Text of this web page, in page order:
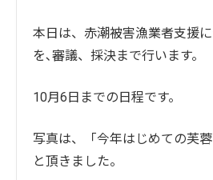
本日は、赤潮被害漁業者支援
を､審議、採決まで行います。
10月6日までの日程です。
写真は、「今年はじめての芙蓉
と頂きました。